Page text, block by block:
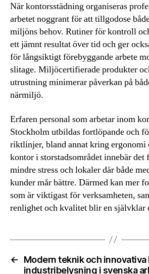
När kontorsstädning organiseras
arbetet noggrant för att tillgodose
miljöns behov. Rutiner för kontroll
ett jämnt resultat över tid och ger
för långsiktigt förebyggande arbete
slitage. Miljöcertifierade produkter
utrustning minimerar påverkan på
närmiljö.
Erfaren personal som arbetar inom
Stockholm utbildas fortlöpande och
riktlinjer, bland annat kring ergonomi
kontor i storstadsområdet innebär det
mindre stress och lokaler där både
kunder mår bättre. Därmed kan mer
som är viktigast för verksamheten,
renlighet och kvalitet blir en självklar
←
Modern teknik och
industribelysning i svenska